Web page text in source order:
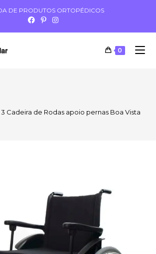
DE PRODUTOS ORTOPÉDICOS
0
3 Cadeira de Rodas apoio pernas Boa Vista